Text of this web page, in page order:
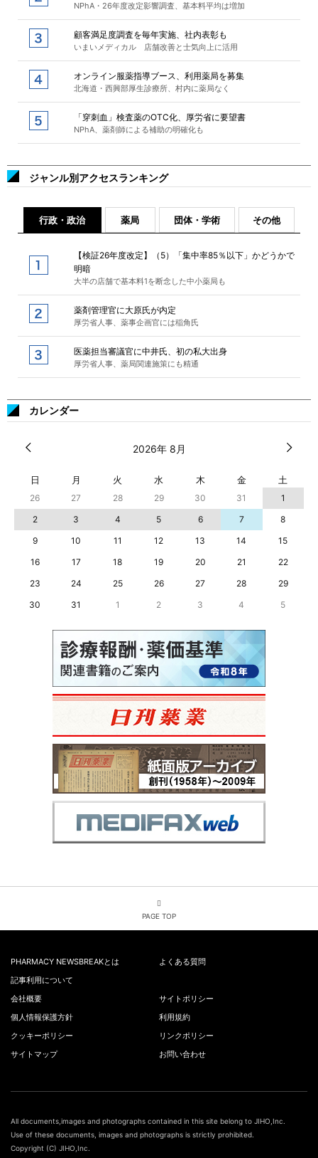
NPhA・26年度改定影響調査、基本料平均は増加
顧客満足度調査を毎年実施、社内表彰も
いまいメディカル 店舗改善と士気向上に活用
オンライン服薬指導ブース、利用薬局を募集
北海道・西興部厚生診療所、村内に薬局なく
「穿刺血」検査薬のOTC化、厚労省に要望書
NPhA、薬剤師による補助の明確化も
ジャンル別アクセスランキング
行政・政治 薬局 団体・学術 その他
【検証26年度改定】（5）「集中率85％以下」かどうかで
明暗
大半の店舗で基本料1を断念した中小薬局も
薬剤管理官に大原氏が内定
厚労省人事、薬事企画官には稲角氏
医薬担当審議官に中井氏、初の私大出身
厚労省人事、薬局関連施策にも精通
カレンダー
2026年 8月
日 月 火 水 木 金 土
26 27 28 29 30 31
1
2
3 4 5 6 7
8
9
10 11 12 13 14
15
16
17 18 19 20 21
22
23
24 25 26 27 28
29
30
31 1 2 3 4 5
PAGE TOP
PHARMACY NEWSBREAKとは
よくある質問
記事利用について
会社概要
サイトポリシー
個人情報保護方針
利用規約
クッキーポリシー
リンクポリシー
サイトマップ
お問い合わせ
All documents,images and photographs contained in this site belong to JIHO,Inc.
Use of these documents, images and photographs is strictly prohibited.
Copyright (C) JIHO,Inc.